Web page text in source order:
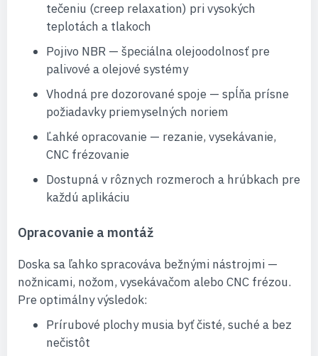
tečeniu (creep relaxation) pri vysokých
teplotách a tlakoch
Pojivo NBR — špeciálna olejoodolnosť pre
palivové a olejové systémy
Vhodná pre dozorované spoje — spĺňa prísne
požiadavky priemyselných noriem
Ľahké opracovanie — rezanie, vysekávanie,
CNC frézovanie
Dostupná v rôznych rozmeroch a hrúbkach pre
každú aplikáciu
Opracovanie a montáž
Doska sa ľahko spracováva bežnými nástrojmi —
nožnicami, nožom, vysekávačom alebo CNC frézou.
Pre optimálny výsledok:
Prírubové plochy musia byť čisté, suché a bez
nečistôt